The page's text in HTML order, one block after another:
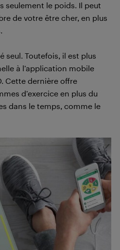
seulement le poids. Il peut
de votre être cher, en plus
seul. Toutefois, il est plus
à l’application mobile
Cette dernière offre
d’exercice en plus du
dans le temps, comme le